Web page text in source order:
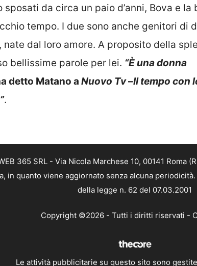
da circa un paio d’anni, Bova e la
tempo. I due sono anche genitori di
dal loro amore. A proposito della
bellissime parole per lei. “È una donna
detto Matano a Nuovo Tv–Il tempo con
.
365 SRL - Via Nicola Marchese 10, 00141 Roma
in quanto viene aggiornato senza alcuna
della legge n. 62 del 07.03.2001
Copyright ©2026 - Tutti i diritti riservati -
Le attività pubblicitarie su questo sito sono